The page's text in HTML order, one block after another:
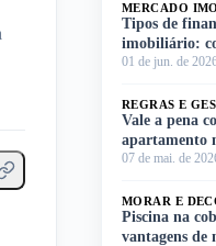
MERCADO
Tipos de
imobiliário:
Meu Imóvel e
01 de jun. de
REGRAS E
Vale a pena
apartamento
completo para
07 de mai. de
MORAR E
Piscina na
vantagens de